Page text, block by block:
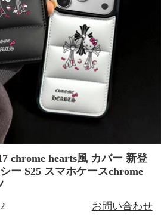
chrome hearts風 カバー 新登
ー S25 スマホケースchrome
お問い合わせ